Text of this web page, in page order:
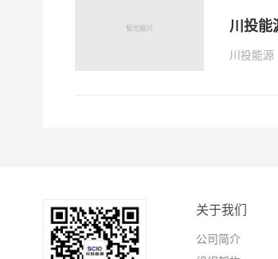
川投能
川投能源
关于我们
公司简介